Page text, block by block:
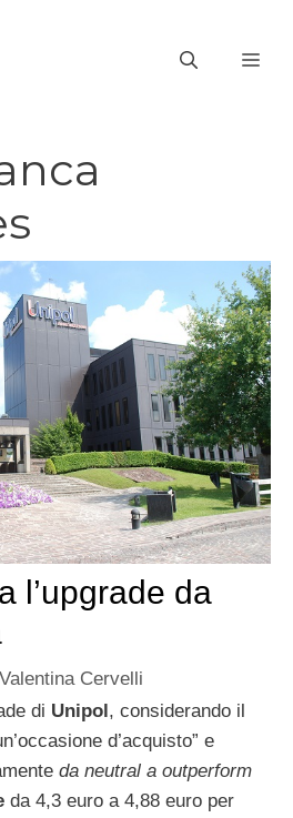
l’upgrade da
Valentina Cervelli
di Unipol, considerando il
d’acquisto” e
da neutral a outperform
da 4,3 euro a 4,88 euro per